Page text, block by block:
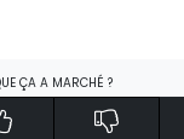
ÇA A MARCHÉ ?